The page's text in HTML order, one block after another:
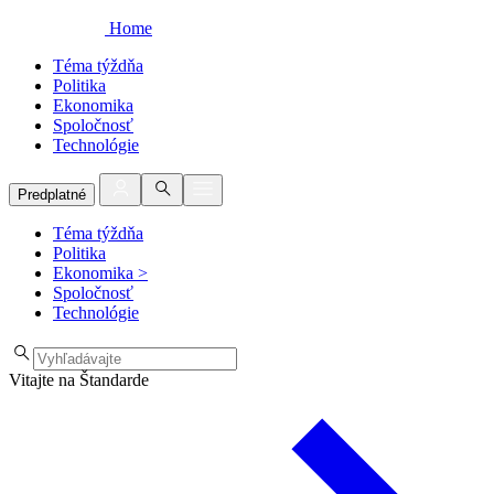
Home
Téma týždňa
Politika
Ekonomika
Spoločnosť
Technológie
Predplatné
Téma týždňa
Politika
Ekonomika >
Spoločnosť
Technológie
Vitajte na Štandarde